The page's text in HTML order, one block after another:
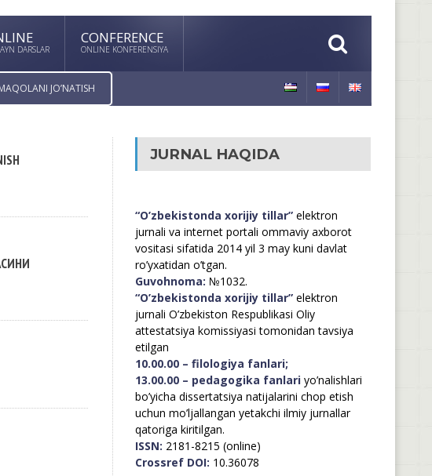
DARSLAR
CONFERENCE
ONLINE KONFERENSIYA
JO’NATISH
JURNAL HAQIDA
“O’zbekistonda xorijiy tillar”elektron
jurnali va internet portali ommaviy axborot
vositasi sifatida 2014 yil 3 may kuni davlat
ro’yxatidan o’tgan.
Guvohnoma: №1032.
“O’zbekistonda xorijiy tillar”elektron
jurnali O’zbekiston Respublikasi Oliy
attestatsiya komissiyasi tomonidan tavsiya
etilgan
10.00.00 – filologiya fanlari;
13.00.00 – pedagogika fanlariyo’nalishlari
bo’yicha dissertatsiya natijalarini chop etish
uchun mo’ljallangan yetakchi ilmiy jurnallar
qatoriga kiritilgan.
ISSN: 2181-8215 (online)
Crossref DOI: 10.36078